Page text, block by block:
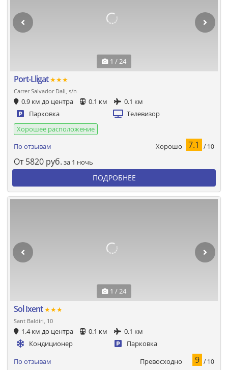
1 / 24
Port-Lligat★★★
Carrer Salvador Dali, s/n
0.9 км до центра 0.1 км
0.1 км
Парковка
Телевизор
Хорошее расположение
По отзывам
Хорошо 7.1 / 10
От 5820 руб. за 1 ночь
ПОДРОБНЕЕ
1 / 24
Sol Ixent★★★
Sant Baldiri, 10
1.4 км до центра 0.1 км
0.1 км
Кондиционер
Парковка
По отзывам Превосходно 9 / 10